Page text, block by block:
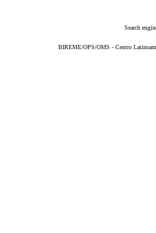
Search
BIREME/OPS/OMS - Centro